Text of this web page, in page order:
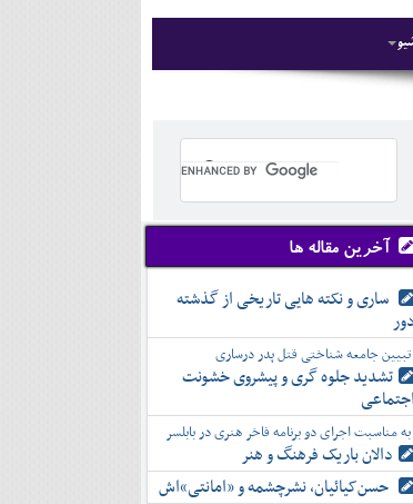
آخرین مقاله ها
ساری و نکته هایی تاریخی از گذشته
دور
تبیین جامعه شناختی قتل پدر درساری
تشدید جلوه‌ گری و پیشروی خشونت
اجتماعی
به مناسبت اجرای دو برنامه فاخر هنری در بابلسر
دالان باریک فرهنگ و هنر
حسن‌کیائیان، نشرچشمه و «امانتی»اش